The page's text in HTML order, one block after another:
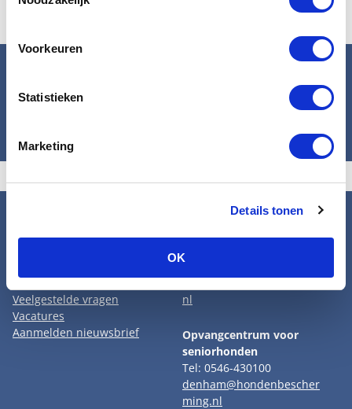
Voorkeuren
Statistieken
Marketing
Details tonen
OK
proberen dierenleed te voorkomen.
Opvangcentrum
Veelgestelde vragen
Vacatures
Aanmelden nieuwsbrief
Contact
Tel: 070 33 88 538
info@hondenbescherming.
nl
Opvangcentrum voor
seniorhonden
Tel: 0546-430100
denham@hondenbescher
ming.nl